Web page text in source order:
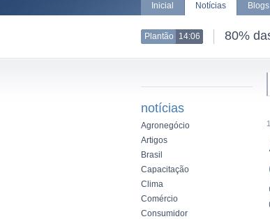
Inicial Notícias Blogs
Plantão 14:06 80%
notícias
Agronegócio
Artigos
Brasil
Capacitação
Clima
Comércio
Consumidor